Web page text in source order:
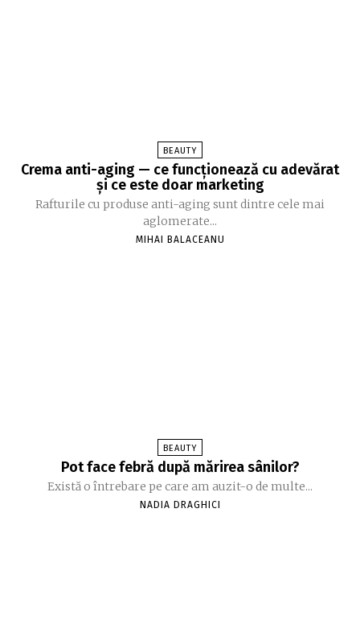
BEAUTY
Crema anti-aging — ce funcționează cu adevărat
și ce este doar marketing
Rafturile cu produse anti-aging sunt dintre cele mai
aglomerate...
MIHAI BALACEANU
BEAUTY
Pot face febră după mărirea sânilor?
Există o întrebare pe care am auzit-o de multe...
NADIA DRAGHICI